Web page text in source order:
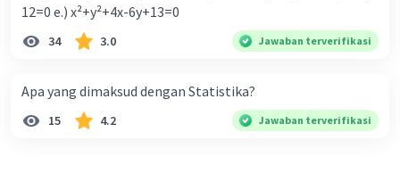
12=0 e.) x²+y²+4x-6y+13=0
34 3.0 Jawaban terverifikasi
Apa yang dimaksud dengan Statistika?
15 4.2 Jawaban terverifikasi